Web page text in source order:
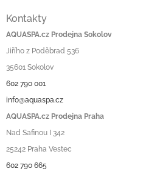
Kontakty
AQUASPA.cz Prodejna Sokolov
Jiřího z Poděbrad 536
35601 Sokolov
602 790 001
info@aquaspa.cz
AQUASPA.cz Prodejna Praha
Nad Safinou I 342
25242 Praha Vestec
602 790 665